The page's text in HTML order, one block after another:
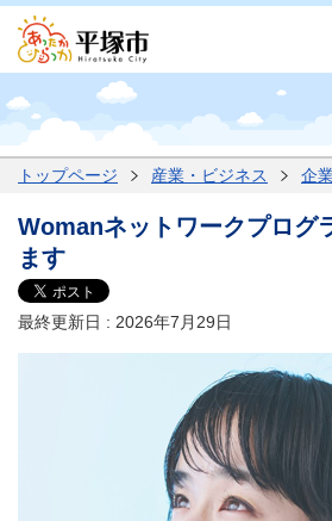
トップページ 産業・ビジネス 企
Womanネットワークプログ
ます
最終更新日 : 2026年7月29日